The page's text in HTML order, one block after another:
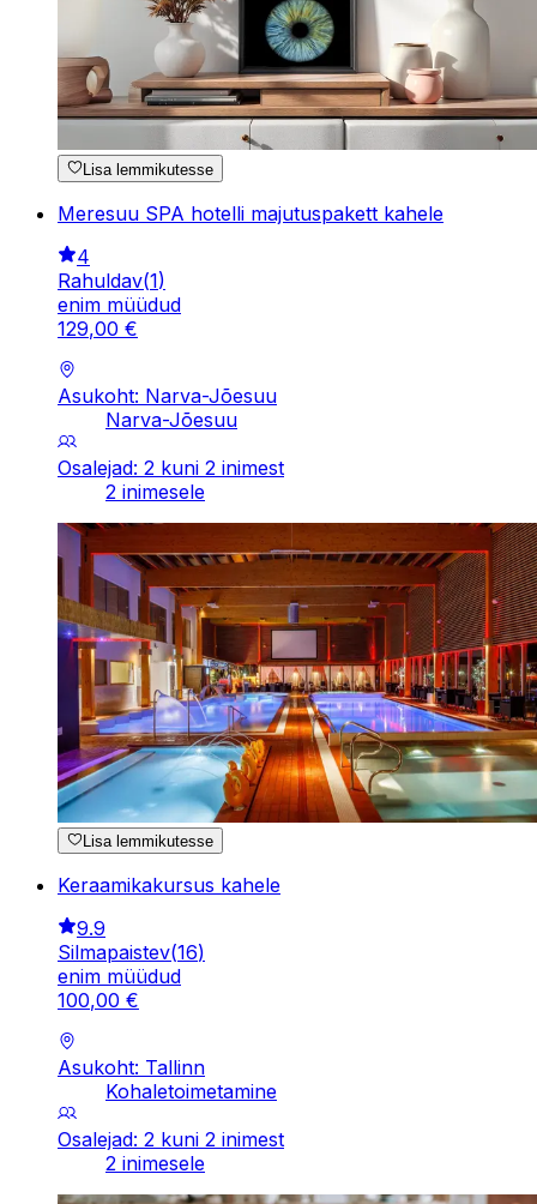
Lisa lemmikutesse
Meresuu SPA hotelli majutuspakett kahele
4
Rahuldav(1)
enim müüdud
129,00 €
Asukoht: Narva-Jõesuu
Narva-Jõesuu
Osalejad: 2 kuni 2 inimest
2 inimesele
Lisa lemmikutesse
Keraamikakursus kahele
9.9
Silmapaistev(16)
enim müüdud
100,00 €
Asukoht: Tallinn
Kohaletoimetamine
Osalejad: 2 kuni 2 inimest
2 inimesele